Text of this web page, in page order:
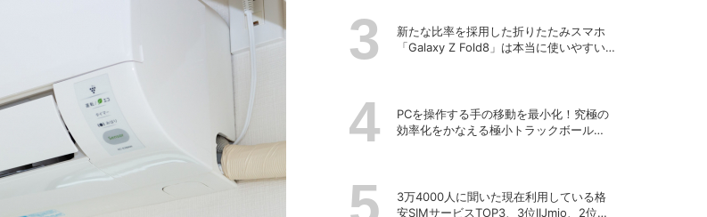
新たな比率を採用した折りたたみスマホ
「Galaxy Z Fold8」は本当に使いやすい
PCを操作する手の移動を最小化！究極の
効率化をかなえる極小トラックボール
3万4000人に聞いた現在利用している格
安SIMサービスTOP3、3位IIJmio、2位